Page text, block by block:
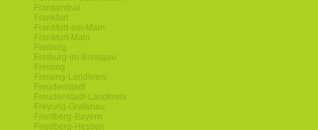
Frankenthal
Frankfurt
Frankfurt-am-Main
Frankfurt-Main
Freiburg
Freiburg-im-Breisgau
Freising
Freising-Landkreis
Freudenstadt
Freudenstadt-Landkreis
Freyung-Grafenau
Friedberg-Bayern
Friedberg-Hessen